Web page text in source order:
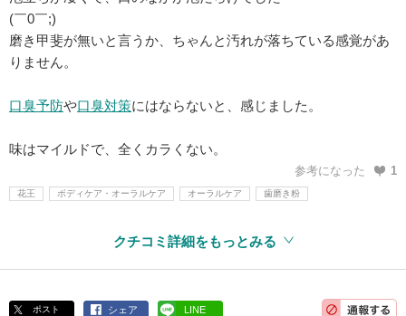
(￣0￣;)
磨き甲斐が無いと言うか、ちゃんと汚れが落ちている感覚があ
りません。
口臭予防や口臭対策にはならないと、感じました。
味はマイルドで、全くカラくない。
参考になった 1
花王 ボディケア・オーラルケア オーラルケア 歯磨き粉
クチコミ詳細をもっとみる
ポスト シェア LINE